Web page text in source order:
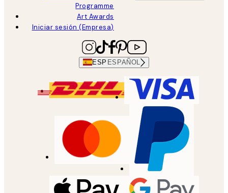
Programme
Art Awards
Iniciar sesión (Empresa)
ESP ESPAÑOL